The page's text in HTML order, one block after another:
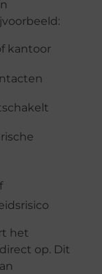
kantoor
het
op. Dit